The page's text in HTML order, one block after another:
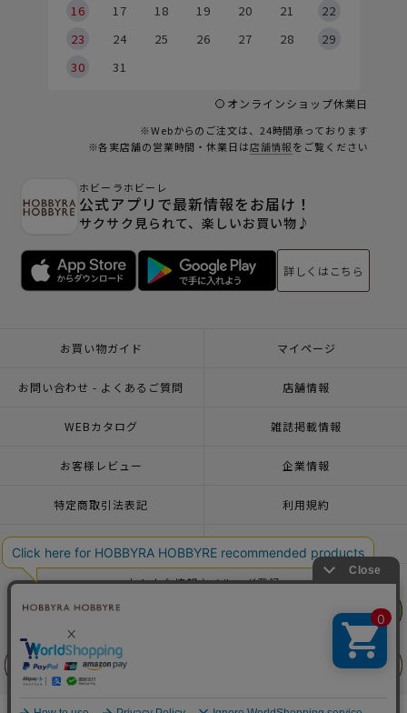
前に戻る
フェア
前に戻る
フェア
16
17 18 19 20 21
22
23
24 25 26 27 28
29
30
31
オンラインショップ休業日
※Webからのご注文は、24時間承っております
※各実店舗の営業時間・休業日は店舗情報をご覧ください
ホビーラホビーレ
公式アプリで最新情報をお届け！
サクサク見られて、楽しいお買い物♪
詳しくはこちら
お買い物ガイド マイページ
お問い合わせ - よくあるご質問 店舗情報
WEBカタログ 雑誌掲載情報
お客様レビュー 企業情報
特定商取引法表記 利用規約
個人情報ポリシー 一緒に働こう♪求人情報
おトクな情報♪メルマガ登録
© 2026 HOBBYRA HOBBYRE CORPORATION ALL Rights Reserved